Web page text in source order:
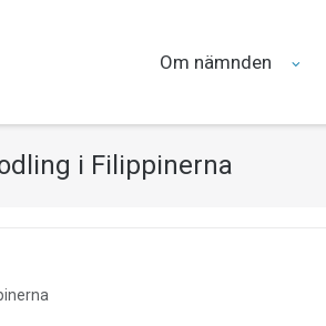
Om nämnden
i Filippinerna